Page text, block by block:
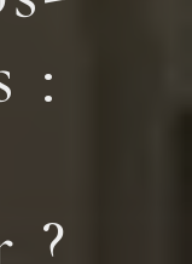
:
?